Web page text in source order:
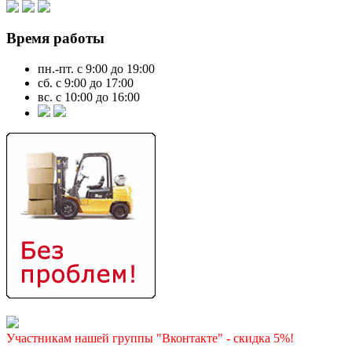
Время работы
пн.-пт. с 9:00 до 19:00
сб. с 9:00 до 17:00
вс. с 10:00 до 16:00
Участникам нашей группы "Вконтакте" - скидка 5%!